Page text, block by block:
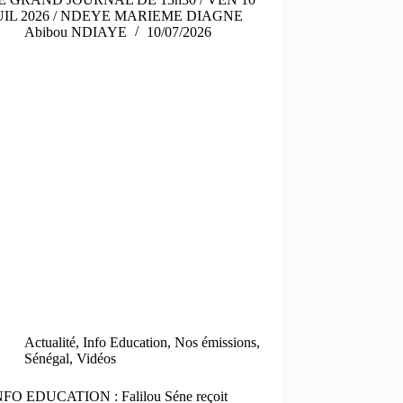
2026 / NDEYE MARIEME DIAGNE
Abibou NDIAYE
10/07/2026
Actualité,Info Education,Nos émissions,
Sénégal,Vidéos
EDUCATION : Falilou Séne reçoit